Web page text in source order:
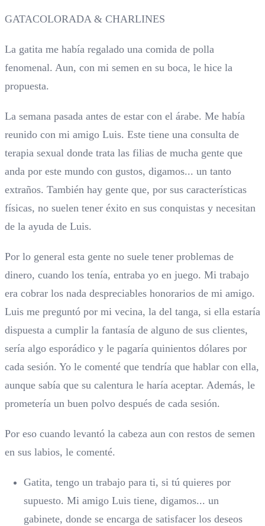
GATACOLORADA & CHARLINES
La gatita me había regalado una comida de polla
fenomenal. Aun, con mi semen en su boca, le hice la
propuesta.
La semana pasada antes de estar con el árabe. Me había
reunido con mi amigo Luis. Este tiene una consulta de
terapia sexual donde trata las filias de mucha gente que
anda por este mundo con gustos, digamos... un tanto
extraños. También hay gente que, por sus características
físicas, no suelen tener éxito en sus conquistas y necesitan
de la ayuda de Luis.
Por lo general esta gente no suele tener problemas de
dinero, cuando los tenía, entraba yo en juego. Mi trabajo
era cobrar los nada despreciables honorarios de mi amigo.
Luis me preguntó por mi vecina, la del tanga, si ella estaría
dispuesta a cumplir la fantasía de alguno de sus clientes,
sería algo esporádico y le pagaría quinientos dólares por
cada sesión. Yo le comenté que tendría que hablar con ella,
aunque sabía que su calentura le haría aceptar. Además, le
prometería un buen polvo después de cada sesión.
Por eso cuando levantó la cabeza aun con restos de semen
en sus labios, le comenté.
Gatita, tengo un trabajo para ti, si tú quieres por
supuesto. Mi amigo Luis tiene, digamos... un
gabinete, donde se encarga de satisfacer los deseos